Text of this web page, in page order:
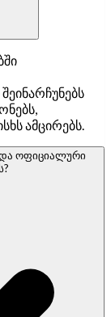
ამცირებს.
და ოფიციალური